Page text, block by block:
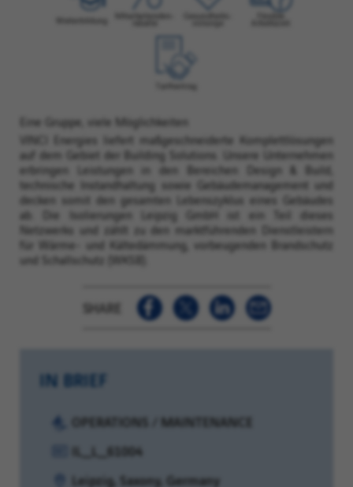
IN BRIEF
Category:
OPERATIONS / MAINTENANCE
Reference:
IL_L_61004
Location:
Leipzig, Saxony, Germany
Eine Gruppe, viele Möglichkeiten
VINCI Energies liefert maßgeschneiderte Komplettlösungen
auf dem Gebiet der Building Solutions. Unsere Unternehmen
erbringen Leistungen in den Bereichen Design & Build,
technische Instandhaltung sowie Gebäudemanagement und
decken somit den gesamten Lebenszyklus eines Gebäudes
ab. Die Isolierungen Leipzig GmbH ist ein Teil dieses
Netzwerks und zählt zu den marktführenden Dienstleistern
für Wärme- und Kältedämmung, vorbeugenden Brandschutz
und Schallschutz (WKSB).
SHARE